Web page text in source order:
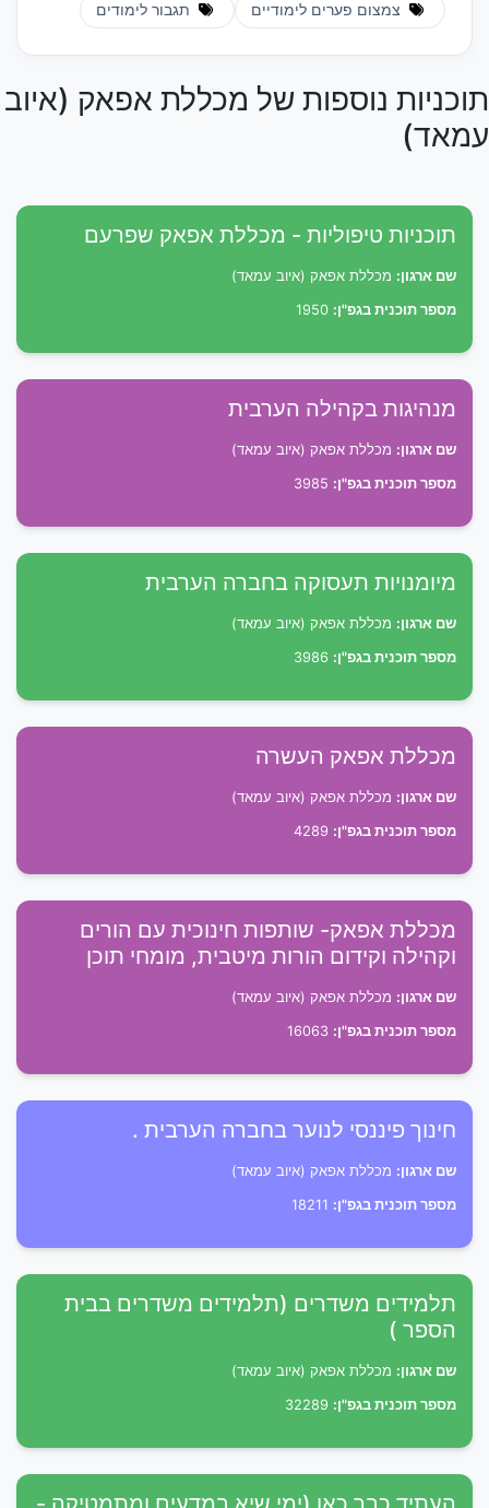
צמצום פערים לימודיים תגבור לימודים
תוכניות נוספות של מכללת אפאק (איוב
עמאד)
תוכניות טיפוליות - מכללת אפאק שפרעם
שם ארגון: מכללת אפאק (איוב עמאד)
מספר תוכנית בגפ"ן:
מנהיגות בקהילה הערבית
שם ארגון: מכללת אפאק (איוב עמאד)
מספר תוכנית בגפ"ן:
מיומנויות תעסוקה בחברה הערבית
שם ארגון: מכללת אפאק (איוב עמאד)
מספר תוכנית בגפ"ן:
מכללת אפאק העשרה
שם ארגון: מכללת אפאק (איוב עמאד)
מספר תוכנית בגפ"ן:
מכללת אפאק- שותפות חינוכית עם הורים
וקהילה וקידום הורות מיטבית, מומחי תוכן
שם ארגון: מכללת אפאק (איוב עמאד)
מספר תוכנית בגפ"ן:
חינוך פיננסי לנוער בחברה הערבית .
שם ארגון: מכללת אפאק (איוב עמאד)
מספר תוכנית בגפ"ן:
תלמידים משדרים (תלמידים משדרים בבית
הספר )
שם ארגון: מכללת אפאק (איוב עמאד)
מספר תוכנית בגפ"ן: